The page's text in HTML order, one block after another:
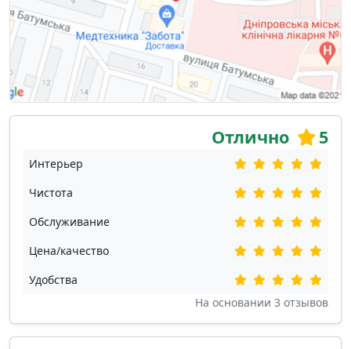
Отлично 5
Интерьер
Чистота
Обслуживание
Цена/качество
Удобства
На основании 3 отзывов